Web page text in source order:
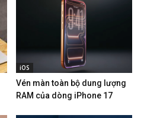
iOS
Vén màn toàn bộ dung lượng
RAM của dòng iPhone 17